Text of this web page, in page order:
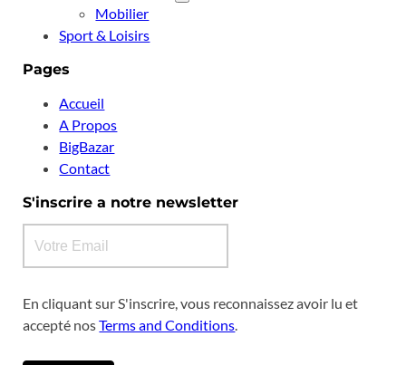
Mobilier
Sport & Loisirs
Pages
Accueil
A Propos
BigBazar
Contact
S'inscrire a notre newsletter
En cliquant sur S'inscrire, vous reconnaissez avoir lu et
accepté nosTerms and Conditions.